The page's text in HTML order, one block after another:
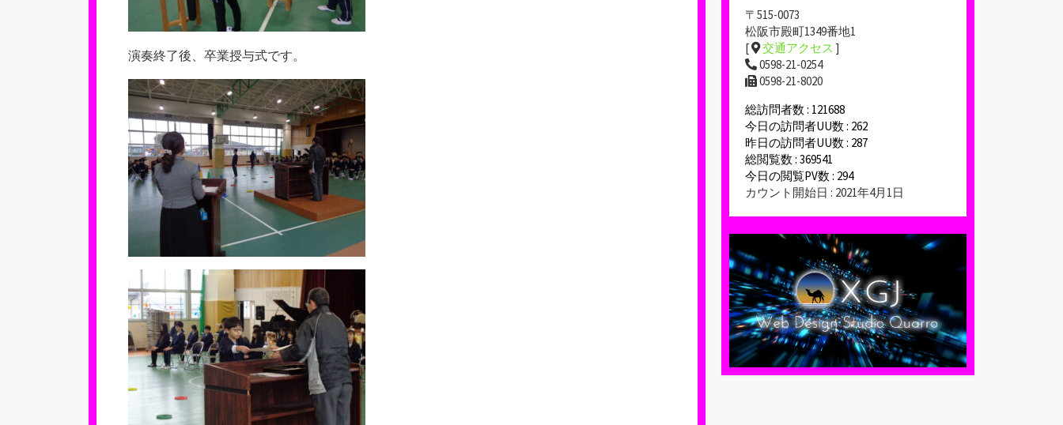
演奏終了後、卒業授与式です。
〒515-0073
松阪市殿町1349番地1
[
交通アクセス ]
0598-21-0254
0598-21-8020
総訪問者数 : 121688
今日の訪問者UU数 : 262
昨日の訪問者UU数 : 287
総閲覧数 : 369541
今日の閲覧PV数 : 294
カウント開始日 : 2021年4月1日